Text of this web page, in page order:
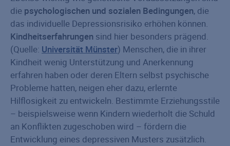
die psychologischen und sozialen Bedingungen, die
das individuelle Depressionsrisiko erhöhen können.
Kindheitserfahrungen sind hier besonders prägend.
(Quelle: Universität Münster) Menschen, die in ihrer
Kindheit wenig Unterstützung und Anerkennung
erfahren haben oder deren Eltern selbst psychische
Probleme hatten, neigen eher dazu, erlernte
Hilflosigkeit zu entwickeln. Bestimmte Erziehungsstile
– beispielsweise wenn Kindern wiederholt die Schuld
an Konflikten zugeschoben wird – fördern die
Entwicklung eines depressiven Musters zusätzlich.